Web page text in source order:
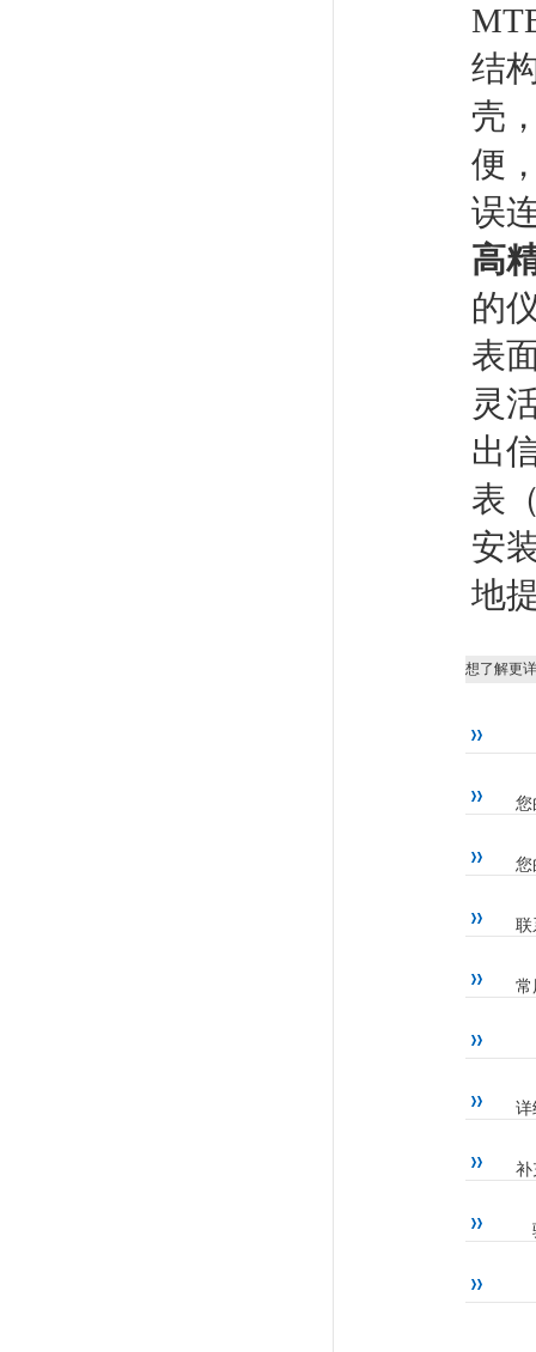
结
壳
便
误
高
的
表
灵
出
表
安
地
想了解更
您
您
联
常
详
补